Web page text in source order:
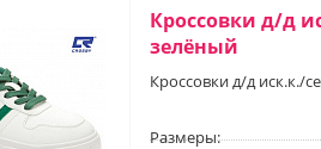
Кроссовки д/д
зелёный
Кроссовки д/д иск.к./
Размеры: